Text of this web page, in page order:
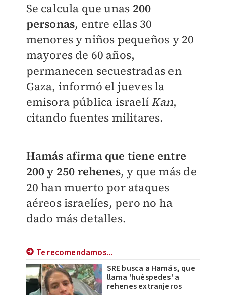
Se calcula que unas 200
personas, entre ellas 30
menores y niños pequeños y 20
mayores de 60 años,
permanecen secuestradas en
Gaza, informó el jueves la
emisora pública israelí Kan,
citando fuentes militares.
Hamás afirma que tiene entre
200 y 250 rehenes, y que más de
20 han muerto por ataques
aéreos israelíes, pero no ha
dado más detalles.
Te recomendamos...
SRE busca a Hamás, que
llama 'huéspedes' a
rehenes extranjeros